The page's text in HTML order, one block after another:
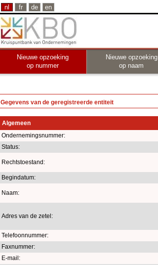
nl fr de en
Nieuwe opzoeking
op nummer
Nieuwe opzoeking
op naam
Gegevens van de geregistreerde entiteit
Algemeen
Ondernemingsnummer:
Status:
Rechtstoestand:
Begindatum:
Naam:
Adres van de zetel:
Telefoonnummer:
Faxnummer:
E-mail: